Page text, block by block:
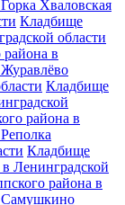
Хваловская
Кладбище
области
в
Кладбище
района в
Кладбище
Ленинградской
района в
Самушкино